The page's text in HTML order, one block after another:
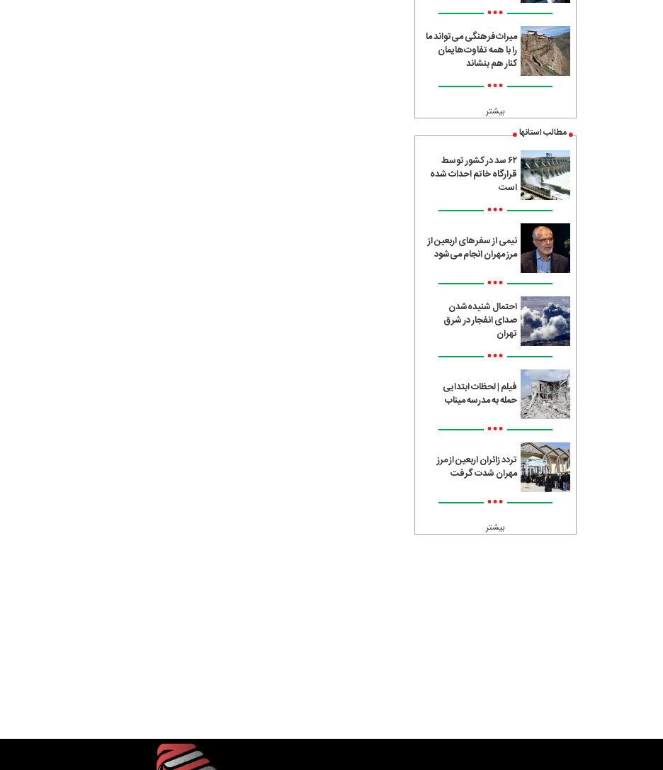
•••
میراث‌فرهنگی می‌تواند ما
را با همه تفاوت‌هایمان
کنار هم بنشاند
•••
بیشتر
مطالب استانها
۶۲ سد در کشور توسط
قرارگاه خاتم احداث شده
است
•••
نیمی از سفرهای اربعین از
مرز مهران انجام می‌شود
•••
احتمال شنیده‌شدن
صدای انفجار در شرق
تهران
•••
فیلم | لحظات ابتدایی
حمله به مدرسه میناب
•••
تردد زائران اربعین از مرز
مهران شدت گرفت
•••
بیشتر